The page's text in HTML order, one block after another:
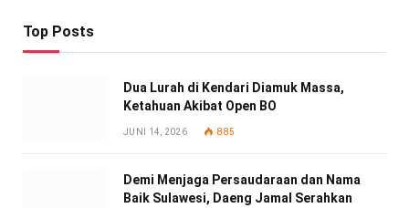
Top Posts
Dua Lurah di Kendari Diamuk Massa,
Ketahuan Akibat Open BO
JUNI 14, 2026 885
Demi Menjaga Persaudaraan dan Nama
Baik Sulawesi, Daeng Jamal Serahkan